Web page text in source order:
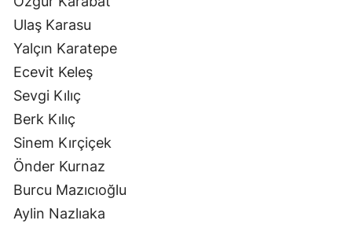
Ulaş Karasu
Yalçın Karatepe
Ecevit Keleş
Sevgi Kılıç
Berk Kılıç
Sinem Kırçiçek
Önder Kurnaz
Burcu Mazıcıoğlu
Aylin Nazlıaka